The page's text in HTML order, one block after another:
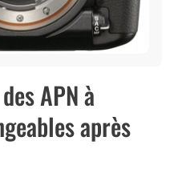
APN à
après